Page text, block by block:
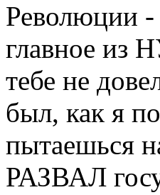
Революции
главное
тебе не
был, как я
пытаешься
РАЗВАЛ